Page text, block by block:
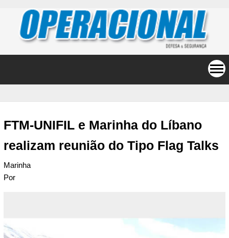
FTM-UNIFIL e Marinha do Líbano
realizam reunião do Tipo Flag Talks
Marinha
Por